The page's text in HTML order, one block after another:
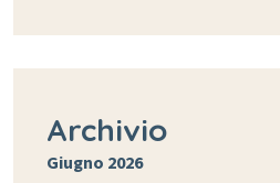
Archivio
Giugno 2026